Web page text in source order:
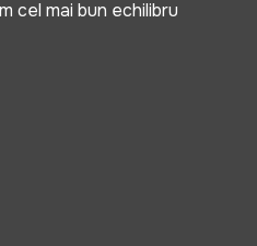
cel mai bun echilibru